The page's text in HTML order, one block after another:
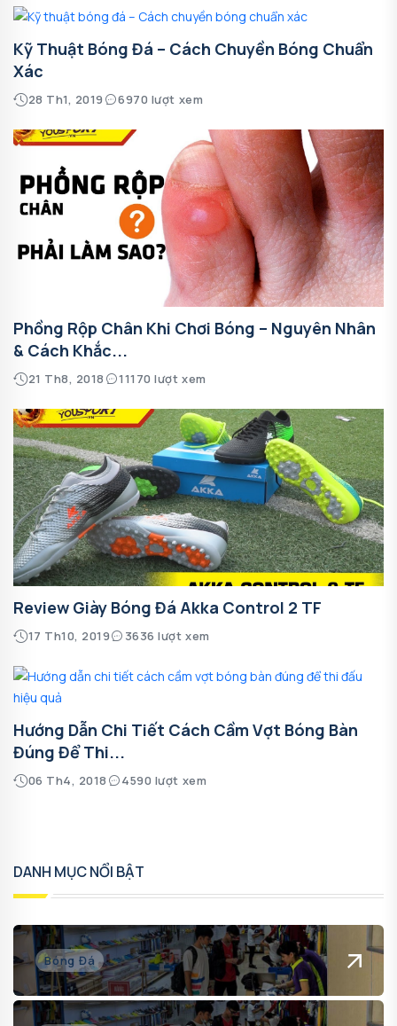
Kỹ Thuật Bóng Đá – Cách Chuyền Bóng Chuẩn
Xác
28 Th1, 2019 6970 lượt xem
Phồng Rộp Chân Khi Chơi Bóng – Nguyên Nhân
& Cách Khắc...
21 Th8, 2018 11170 lượt xem
Review Giày Bóng Đá Akka Control 2 TF
17 Th10, 2019 3636 lượt xem
Hướng Dẫn Chi Tiết Cách Cầm Vợt Bóng Bàn
Đúng Để Thi...
06 Th4, 2018 4590 lượt xem
DANH MỤC NỔI BẬT
Bóng Đá